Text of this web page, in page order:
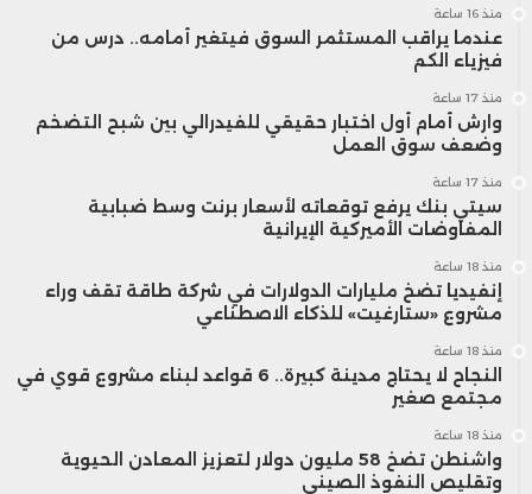
منذ 16 ساعة
عندما يراقب المستثمر السوق فيتغير أمامه.. درس من
فيزياء الكم
منذ 17 ساعة
وارش أمام أول اختبار حقيقي للفيدرالي بين شبح التضخم
وضعف سوق العمل
منذ 17 ساعة
سيتي بنك يرفع توقعاته لأسعار برنت وسط ضبابية
المفاوضات الأميركية الإيرانية
منذ 18 ساعة
إنفيديا تضخ مليارات الدولارات في شركة طاقة تقف وراء
مشروع «ستارغيت» للذكاء الاصطناعي
منذ 18 ساعة
النجاح لا يحتاج مدينة كبيرة.. 6 قواعد لبناء مشروع قوي في
مجتمع صغير
منذ 18 ساعة
واشنطن تضخ 58 مليون دولار لتعزيز المعادن الحيوية
وتقليص النفوذ الصيني